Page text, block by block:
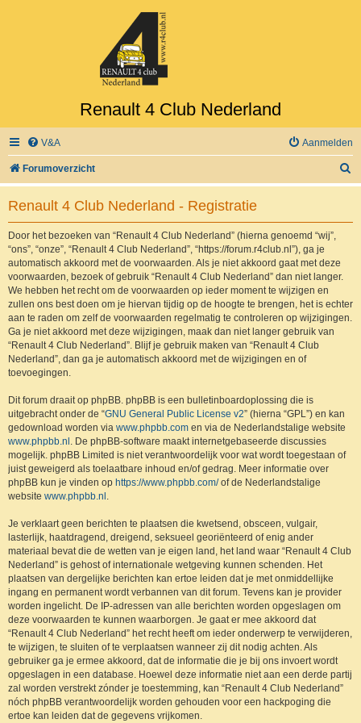
Renault 4 Club Nederland
V&A Aanmelden
Forumoverzicht
o
Renault 4 Club Nederland - Registratie
Door het bezoeken van “Renault 4 Club Nederland” (hierna genoemd “wij”,
“ons”, “onze”, “Renault 4 Club Nederland”, “https://forum.r4club.nl”), ga je
automatisch akkoord met de voorwaarden. Als je niet akkoord gaat met deze
voorwaarden, bezoek of gebruik “Renault 4 Club Nederland” dan niet langer.
We hebben het recht om de voorwaarden op ieder moment te wijzigen en
zullen ons best doen om je hiervan tijdig op de hoogte te brengen, het is echter
aan te raden om zelf de voorwaarden regelmatig te controleren op wijzigingen.
Ga je niet akkoord met deze wijzigingen, maak dan niet langer gebruik van
“Renault 4 Club Nederland”. Blijf je gebruik maken van “Renault 4 Club
Nederland”, dan ga je automatisch akkoord met de wijzigingen en of
toevoegingen.
Dit forum draait op phpBB. phpBB is een bulletinboardoplossing die is
uitgebracht onder de “GNU General Public License v2” (hierna “GPL”) en kan
gedownload worden via www.phpbb.com en via de Nederlandstalige website
www.phpbb.nl . De phpBB-software maakt internetgebaseerde discussies
mogelijk. phpBB Limited is niet verantwoordelijk voor wat wordt toegestaan of
juist geweigerd als toelaatbare inhoud en/of gedrag. Meer informatie over
phpBB kun je vinden op https://www.phpbb.com/of de Nederlandstalige
website www.phpbb.nl .
Je verklaart geen berichten te plaatsen die kwetsend, obsceen, vulgair,
lasterlijk, haatdragend, dreigend, seksueel georiënteerd of enig ander
materiaal bevat die de wetten van je eigen land, het land waar “Renault 4 Club
Nederland” is gehost of internationale wetgeving kunnen schenden. Het
plaatsen van dergelijke berichten kan ertoe leiden dat je met onmiddellijke
ingang en permanent wordt verbannen van dit forum. Tevens kan je provider
worden ingelicht. De IP-adressen van alle berichten worden opgeslagen om
deze voorwaarden te kunnen waarborgen. Je gaat er mee akkoord dat
“Renault 4 Club Nederland” het recht heeft om ieder onderwerp te verwijderen,
te wijzigen, te sluiten of te verplaatsen wanneer zij dit nodig achten. Als
gebruiker ga je ermee akkoord, dat de informatie die je bij ons invoert wordt
opgeslagen in een database. Hoewel deze informatie niet aan een derde partij
zal worden verstrekt zónder je toestemming, kan “Renault 4 Club Nederland”
nóch phpBB verantwoordelijk worden gehouden voor een hackpoging die
ertoe kan leiden dat de gegevens vrijkomen.